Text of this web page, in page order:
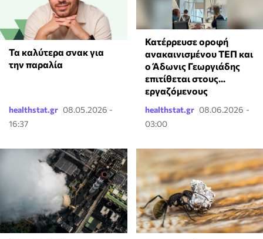
Τα καλύτερα σνακ για
την παραλία
healthstat.gr 08.05.2026 -
16:37
Κατέρρευσε οροφή
ανακαινισμένου ΤΕΠ και
ο Άδωνις Γεωργιάδης
επιτίθεται στους...
εργαζόμενους
healthstat.gr 08.06.2026 -
03:00